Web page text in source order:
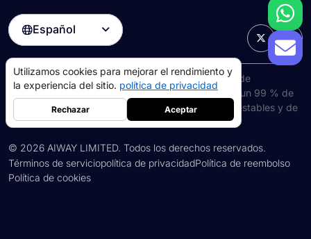
Español 
MaskProxy cuenta con una amplia red de
Proxies residenciales rotativosy ISP Proxies con un 99 % de
tiempo de actividad, lo que le brinda conexiones estables y de
alta velocidad en todo el mundo.
© 2026 AIWAY LIMITED. Todos los derechos reservados.
Términos de serviciopolítica de privacidadPolítica de reembolso
Política de cookies
Utilizamos cookies para mejorar el rendimiento y
la experiencia del sitio. política de privacidad
Rechazar Aceptar
apoderados residenciales